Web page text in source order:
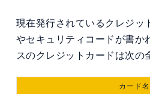
現在発行されているクレジッ
やセキュリティコードが書か
スのクレジットカードは次の
カード名